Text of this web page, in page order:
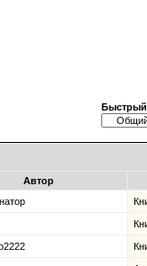
Быстрый
Автор